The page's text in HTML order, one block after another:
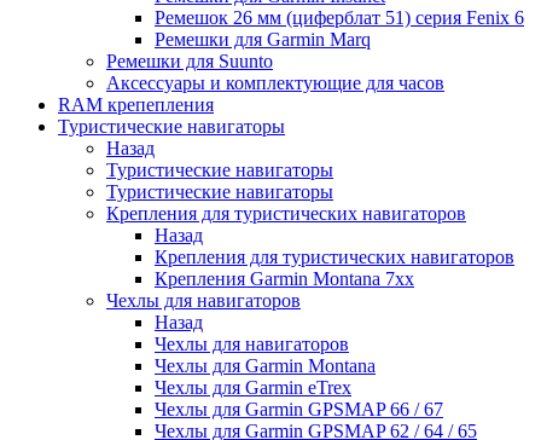
Ремешок 26 мм (циферблат 51) серия Fenix 6
Ремешки для Garmin Marq
Ремешки для Suunto
Аксессуары и комплектующие для часов
RAM крепепления
Туристические навигаторы
Назад
Туристические навигаторы
Туристические навигаторы
Крепления для туристических навигаторов
Назад
Крепления для туристических навигаторов
Крепления Garmin Montana 7xx
Чехлы для навигаторов
Назад
Чехлы для навигаторов
Чехлы для Garmin Montana
Чехлы для Garmin eTrex
Чехлы для Garmin GPSMAP 66 / 67
Чехлы для Garmin GPSMAP 62 / 64 / 65